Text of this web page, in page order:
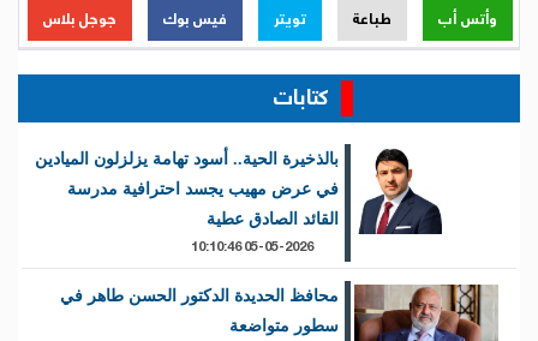
وأتس أب
طباعة تويتر فيس بوك جوجل بلاس
كتابات
بالذخيرة الحية.. أسود تهامة يزلزلون الميادين
في عرض مهيب يجسد احترافية مدرسة
القائد الصادق عطية
05-05-2026 10:10:46
محافظ الحديدة الدكتور الحسن طاهر في
سطور متواضعة